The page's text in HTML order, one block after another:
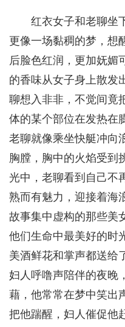
红衣女子和老聊坐
更像一场黏稠的梦，想
后脸色红润，更加妩媚
的香味从女子身上散发
聊想入非非，不觉间竟
体的某个部位在发热在
老聊就像乘坐快艇冲向
胸膛，胸中的火焰受到
光中，老聊看到自己不
熟而有魅力，迎接着海
故事集中虚构的那些美
他们生命中最美好的时
美酒鲜花和掌声都送给
妇人呼噜声陪伴的夜晚
藉，他常常在梦中笑出
把他踹醒，妇人催促他